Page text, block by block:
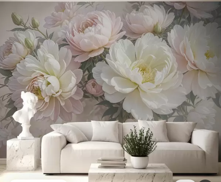
Стандарт
831499грн /м²
Преміум
1066640грн/м²
Преміум Вініл
1216 грн/м²
Peel and Stick
1458875